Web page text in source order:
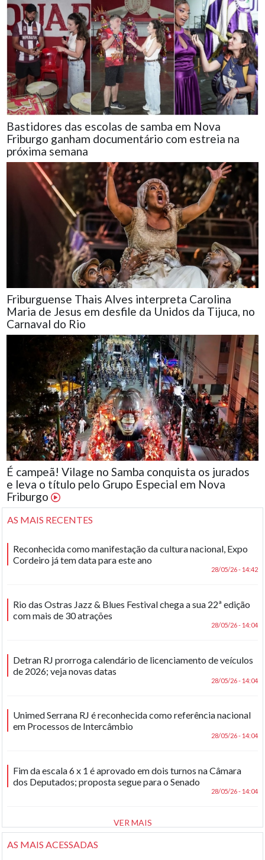
Bastidores das escolas de samba em Nova
Friburgo ganham documentário com estreia na
próxima semana
Friburguense Thais Alves interpreta Carolina
Maria de Jesus em desfile da Unidos da Tijuca, no
Carnaval do Rio
É campeã! Vilage no Samba conquista os jurados
e leva o título pelo Grupo Especial em Nova
Friburgo
AS MAIS RECENTES
Reconhecida como manifestação da cultura nacional, Expo
Cordeiro já tem data para este ano
28/05/26 - 14:42
Rio das Ostras Jazz & Blues Festival chega a sua 22ª edição
com mais de 30 atrações
28/05/26 - 14:04
Detran RJ prorroga calendário de licenciamento de veículos
de 2026; veja novas datas
28/05/26 - 14:04
Unimed Serrana RJ é reconhecida como referência nacional
em Processos de Intercâmbio
28/05/26 - 14:04
Fim da escala 6 x 1 é aprovado em dois turnos na Câmara
dos Deputados; proposta segue para o Senado
28/05/26 - 14:04
VER MAIS
AS MAIS ACESSADAS